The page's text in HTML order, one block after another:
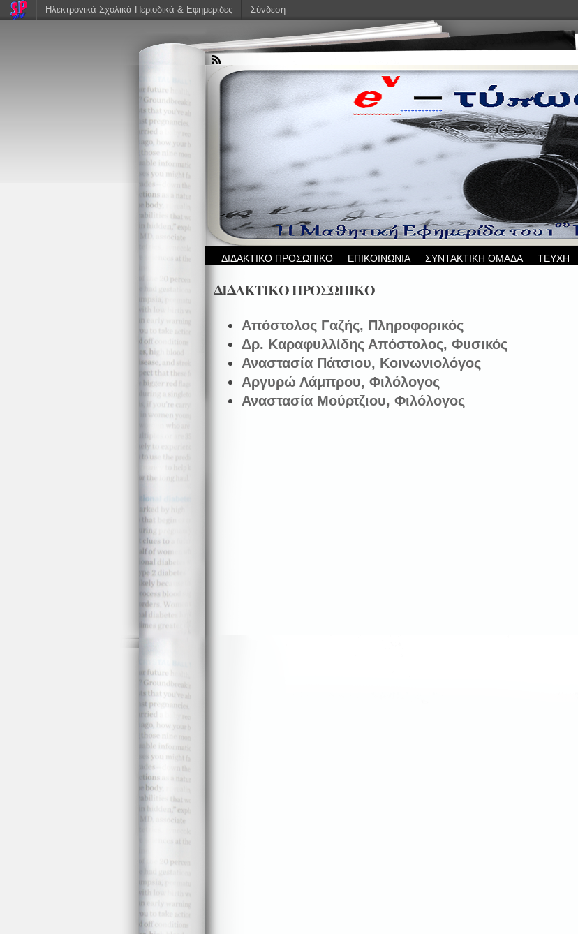
ΔΙΔΑΚΤΙΚΟ ΠΡΟΣΩΠΙΚΟ ΕΠΙΚΟΙΝΩΝΙΑ ΣΥΝΤΑΚΤΙΚΗ ΟΜΑΔΑ ΤΕΥΧΗ
ΔΙΔΑΚΤΙΚΟ ΠΡΟΣΩΠΙΚΟ
Aπόστολος Γαζής, Πληροφορικός
Δρ. Καραφυλλίδης Απόστολος, Φυσικός
Αναστασία Πάτσιου, Κοινωνιολόγος
Αργυρώ Λάμπρου, Φιλόλογος
Αναστασία Μούρτζιου, Φιλόλογος
Ηλεκτρονικά Σχολικά Περιοδικά & Εφημερίδες Σύνδεση